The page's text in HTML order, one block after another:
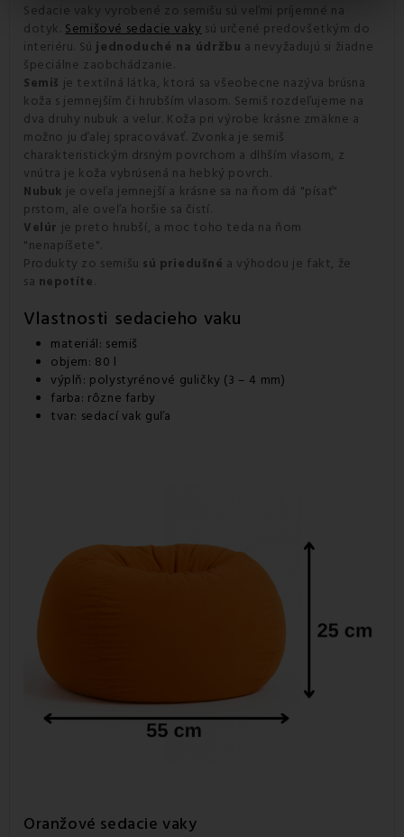
Sedacie vaky vyrobené zo semišu sú veľmi príjemné na
dotyk. Semišové sedacie vaky sú určené predovšetkým do
interiéru. Sú jednoduché na údržbu a nevyžadujú si žiadne
špeciálne zaobchádzanie.
Semiš je textilná látka, ktorá sa všeobecne nazýva brúsna
koža s jemnejším či hrubším vlasom. Semiš rozdeľujeme na
dva druhy nubuk a velur. Koža pri výrobe krásne zmäkne a
možno ju ďalej spracovávať. Zvonka je semiš
charakteristickým drsným povrchom a dlhším vlasom, z
vnútra je koža vybrúsená na hebký povrch.
Nubuk je oveľa jemnejší a krásne sa na ňom dá "písať"
prstom, ale oveľa horšie sa čistí.
Velúr je preto hrubší, a moc toho teda na ňom
"nenapíšete".
Produkty zo semišu sú priedušné a výhodou je fakt, že
sa nepotíte.
Vlastnosti sedacieho vaku
materiál: semiš
objem: 80 l
výplň: polystyrénové guličky (3 – 4 mm)
farba: rôzne farby
tvar: sedací vak guľa
Oranžové sedacie vaky